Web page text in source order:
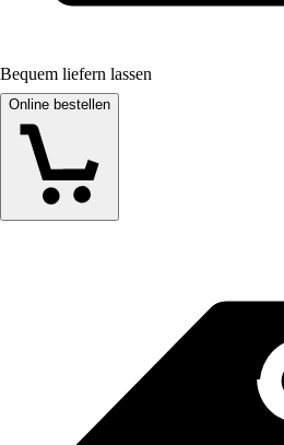
Bequem liefern lassen
Online bestellen